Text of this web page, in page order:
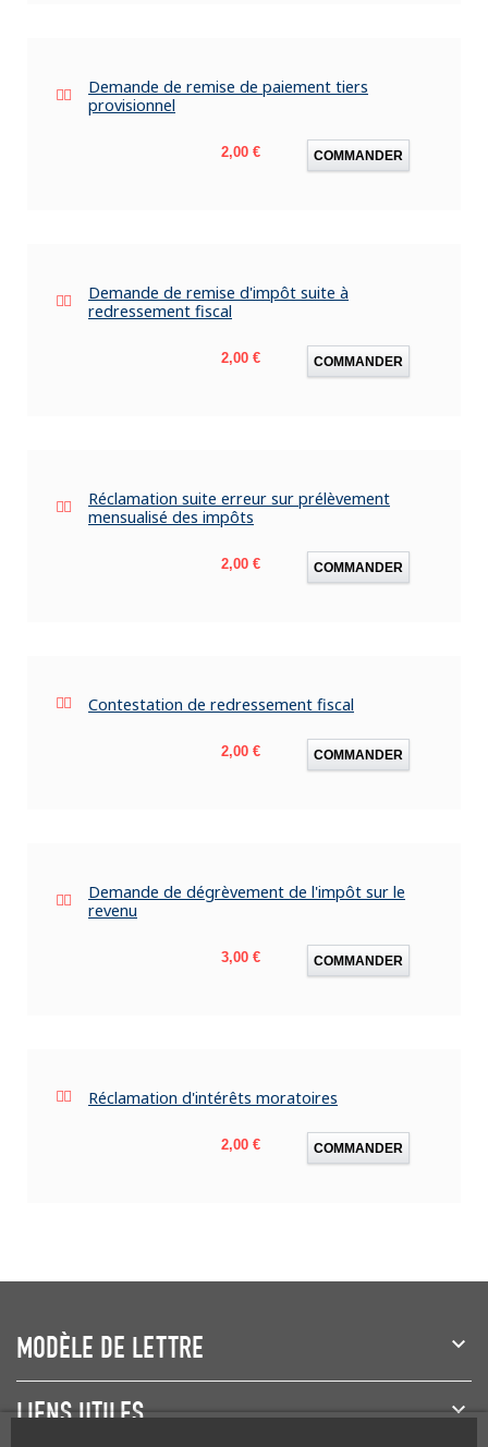
Demande de remise de paiement tiers
provisionnel
Prix
2,00 € COMMANDER
Demande de remise d'impôt suite à
redressement fiscal
Prix
2,00 € COMMANDER
Réclamation suite erreur sur prélèvement
mensualisé des impôts
Prix
2,00 € COMMANDER
Contestation de redressement fiscal
Prix
2,00 € COMMANDER
Demande de dégrèvement de l'impôt sur le
revenu
Prix
3,00 € COMMANDER
Réclamation d'intérêts moratoires
Prix
2,00 € COMMANDER
MODÈLE DE LETTRE
LIENS UTILES